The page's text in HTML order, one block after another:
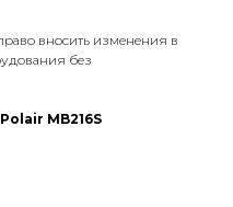
вносить изменения в
без
MB216S